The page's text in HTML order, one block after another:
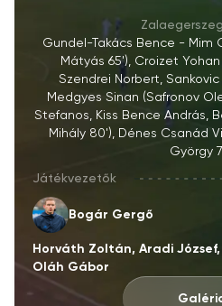
Gundel-Takács Bence - Mim
Mátyás 65'), Croizet
Szendrei Norbert,
Medgyes Sinan (Safronov
Stefanos, Kiss Bence András,
Mihály 80'), Dénes Csanád
György
Játékvezetők
Bogár Gergő
Horváth Zoltán, Aradi
Oláh Gábor